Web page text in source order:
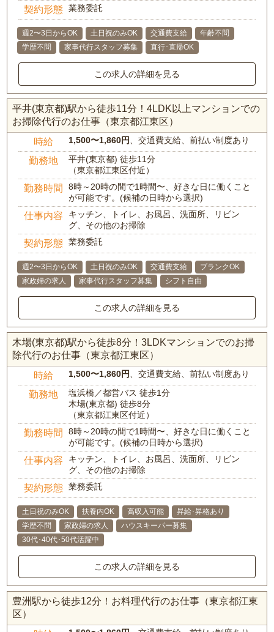
契約形態 業務委託
週2〜3日からOK 土日祝のみOK 交通費支給
年齢不問
学歴不問
家事代行スタッフ募集 直行･直帰OK
この求人の詳細を見る
平井(東京都)駅から徒歩11分！4LDK以上マンションでの
お掃除代行のお仕事（東京都江東区）
時給 1,500〜1,860円 、交通費支給、前払い制度あり
勤務地
平井(東京都) 徒歩11分
（東京都江東区付近）
勤務時間
8時～20時の間で1時間〜、好きな日に働くこと
が可能です。(候補の日時から選択)
仕事内容
キッチン、トイレ、お風呂、洗面所、リビン
グ、その他のお掃除
契約形態 業務委託
週2〜3日からOK 土日祝のみOK 交通費支給
ブランクOK
家政婦の求人
家事代行スタッフ募集 シフト自由
この求人の詳細を見る
木場(東京都)駅から徒歩8分！3LDKマンションでのお掃
除代行のお仕事（東京都江東区）
時給 1,500〜1,860円 、交通費支給、前払い制度あり
勤務地
塩浜橋／都営バス 徒歩1分
木場(東京都) 徒歩8分
（東京都江東区付近）
勤務時間
8時～20時の間で1時間〜、好きな日に働くこと
が可能です。(候補の日時から選択)
仕事内容
キッチン、トイレ、お風呂、洗面所、リビン
グ、その他のお掃除
契約形態 業務委託
土日祝のみOK 扶養内OK 高収入可能
昇給･昇格あり
学歴不問
家政婦の求人
ハウスキーパー募集
30代･40代･50代活躍中
この求人の詳細を見る
豊洲駅から徒歩12分！お料理代行のお仕事（東京都江東
区）